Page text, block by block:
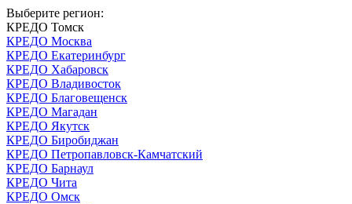
Выберите регион:
КРЕДО Томск
КРЕДО Москва
КРЕДО Екатеринбург
КРЕДО Хабаровск
КРЕДО Владивосток
КРЕДО Благовещенск
КРЕДО Магадан
КРЕДО Якутск
КРЕДО Биробиджан
КРЕДО Петропавловск-Камчатский
КРЕДО Барнаул
КРЕДО Чита
КРЕДО Омск